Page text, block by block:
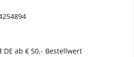
DE ab € 50,- Bestellwert